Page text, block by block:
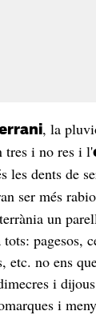
, la
tres i no res i l'
les dents de
ser més
un
pagesos,
etc. no ens
i
i